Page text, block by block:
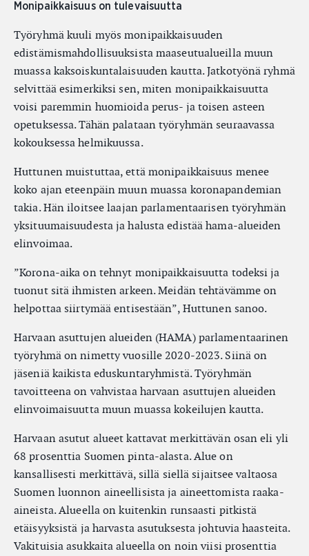
Monipaikkaisuus on tulevaisuutta
Työryhmä kuuli myös monipaikkaisuuden
edistämismahdollisuuksista maaseutualueilla muun
muassa kaksoiskuntalaisuuden kautta. Jatkotyönä ryhmä
selvittää esimerkiksi sen, miten monipaikkaisuutta
voisi paremmin huomioida perus- ja toisen asteen
opetuksessa. Tähän palataan työryhmän seuraavassa
kokouksessa helmikuussa.
Huttunen muistuttaa, että monipaikkaisuus menee
koko ajan eteenpäin muun muassa koronapandemian
takia. Hän iloitsee laajan parlamentaarisen työryhmän
yksituumaisuudesta ja halusta edistää hama-alueiden
elinvoimaa.
”Korona-aika on tehnyt monipaikkaisuutta todeksi ja
tuonut sitä ihmisten arkeen. Meidän tehtävämme on
helpottaa siirtymää entisestään”, Huttunen sanoo.
Harvaan asuttujen alueiden (HAMA) parlamentaarinen
työryhmä on nimetty vuosille 2020-2023. Siinä on
jäseniä kaikista eduskuntaryhmistä. Työryhmän
tavoitteena on vahvistaa harvaan asuttujen alueiden
elinvoimaisuutta muun muassa kokeilujen kautta.
Harvaan asutut alueet kattavat merkittävän osan eli yli
68 prosenttia Suomen pinta-alasta. Alue on
kansallisesti merkittävä, sillä siellä sijaitsee valtaosa
Suomen luonnon aineellisista ja aineettomista raaka-
aineista. Alueella on kuitenkin runsaasti pitkistä
etäisyyksistä ja harvasta asutuksesta johtuvia haasteita.
Vakituisia asukkaita alueella on noin viisi prosenttia